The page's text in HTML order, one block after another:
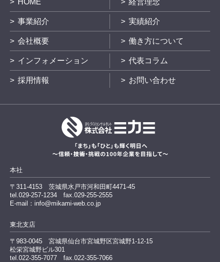
事業紹介 実績紹介
会社概要 働き方について
インフォメーション 代表コラム
採用情報 お問い合わせ
本社
〒311-4153 茨城県水戸市河和田町4471-45
tel.029-257-1234 fax.029-255-2555
E-mail：info@mikami-web.co.jp
東北支店
〒983-0045 宮城県仙台市宮城野区宮城野1-12-15
松栄宮城野ビル301
tel.022-355-7077 fax.022-355-7066